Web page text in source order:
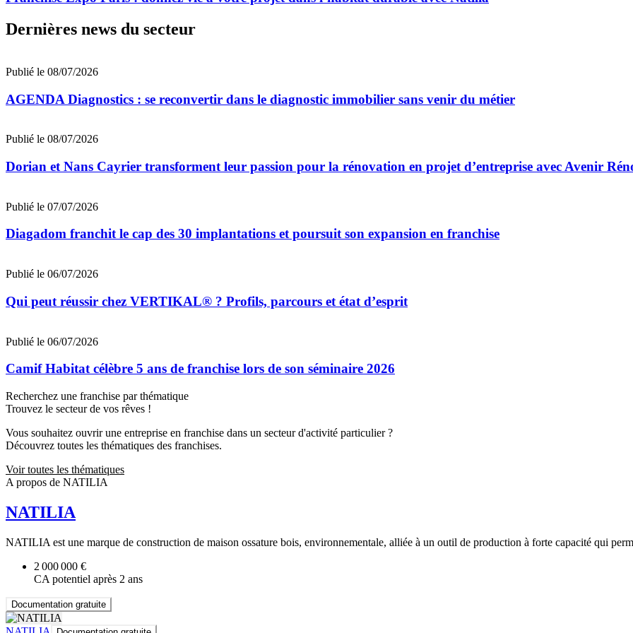
Dernières news du secteur
Publié le 08/07/2026
AGENDA Diagnostics : se reconvertir dans le diagnostic immobilier sans venir du métier
Publié le 08/07/2026
Dorian et Nans Cayrier transforment leur passion pour la rénovation en projet d’entreprise avec Avenir
Publié le 07/07/2026
Diagadom franchit le cap des 30 implantations et poursuit son expansion en franchise
Publié le 06/07/2026
Qui peut réussir chez VERTIKAL® ? Profils, parcours et état d’esprit
Publié le 06/07/2026
Camif Habitat célèbre 5 ans de franchise lors de son séminaire 2026
Recherchez une franchise par thématique
Trouvez le secteur de vos rêves !
Vous souhaitez ouvrir une entreprise en franchise dans un secteur d'activité particulier ?
Découvrez toutes les thématiques des franchises.
Voir toutes les thématiques
A propos de NATILIA
NATILIA
NATILIA est une marque de construction de maison ossature bois, environnementale, alliée à un outil de production à forte capacité qui
2 000 000 €
CA potentiel après 2 ans
Documentation gratuite